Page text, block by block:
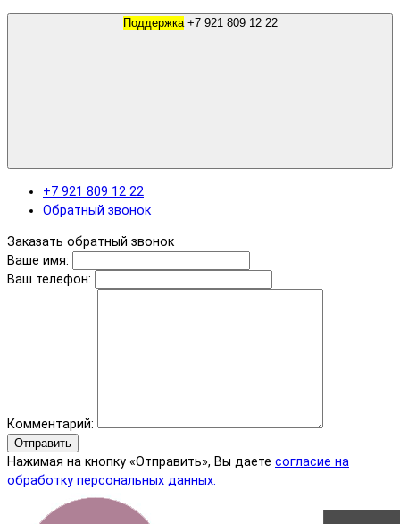
Поддержка +7 921 809 12 22
+7 921 809 12 22
Обратный звонок
Заказать обратный звонок
Ваше имя:
Ваш телефон:
Комментарий:
Отправить
Нажимая на кнопку «Отправить», Вы даете согласие на
обработку персональных данных.